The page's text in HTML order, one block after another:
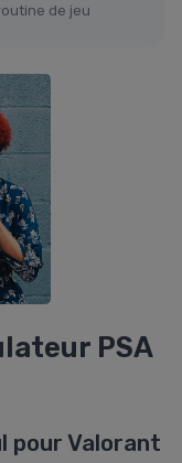
de jeu
PSA
pour Valorant